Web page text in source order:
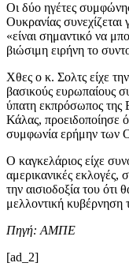
Οι δύο ηγέτες
Ουκρανίας συνεχίζεται
«είναι σημαντικό να
βιώσιμη ειρήνη το
Χθες ο κ. Σολτς είχε
βασικούς ευρωπαίους
ύπατη εκπρόσωπος της
Κάλας, προειδοποίησε
συμφωνία ερήμην των
Ο καγκελάριος είχε
αμερικανικές εκλογές,
την αισιοδοξία του ότι
μελλοντική
Πηγή: ΑΜΠΕ
[ad_2]